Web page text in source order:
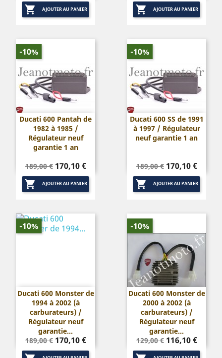
base
 AJOUTER AU PANIER
base
 AJOUTER AU PANIER
Ducati 600 Pantah de
1982 à 1985 /
Régulateur neuf
garantie 1 an
Prix
de
base
189,00 € Prix
170,10 €
 AJOUTER AU PANIER
-10%
Ducati 600 SS de 1991
à 1997 / Régulateur
neuf garantie 1 an
Prix
de
base
189,00 € Prix
170,10 €
 AJOUTER AU PANIER
-10%
Ducati 600 Monster de
1994 à 2002 (à
carburateurs) /
Régulateur neuf
garantie...
Prix
de
189,00 € Prix
170,10 €
-10%
Ducati 600 Monster de
2000 à 2002 (à
carburateurs) /
Régulateur neuf
garantie...
Prix
de
129,00 € Prix
116,10 €
-10%